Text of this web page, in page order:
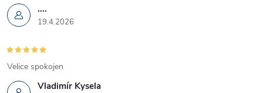
....
19.4.2026
Vladimír Kysela
Velice spokojen